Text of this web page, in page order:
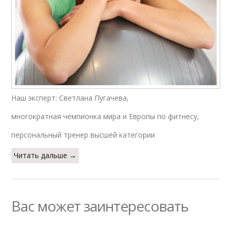
Наш эксперт: Cветлана Пугачева,
многократная чемпионка мира и Европы по фитнесу,
персональный тренер высшей категории
Читать дальше →
Вас может заинтересовать